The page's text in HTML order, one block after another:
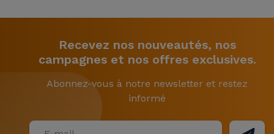
Recevez nos nouveautés, nos
campagnes et nos offres exclusives.
Abonnez-vous à notre newsletter et restez
informé